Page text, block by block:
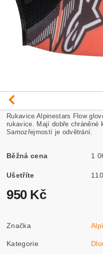
Rukavice Alpinestars Flow
rukavice. Mají dobře chráněné
Samozřejmostí je odvětrání.
Běžná cena 1
Ušetříte
950 Kč
Značka
Kategorie